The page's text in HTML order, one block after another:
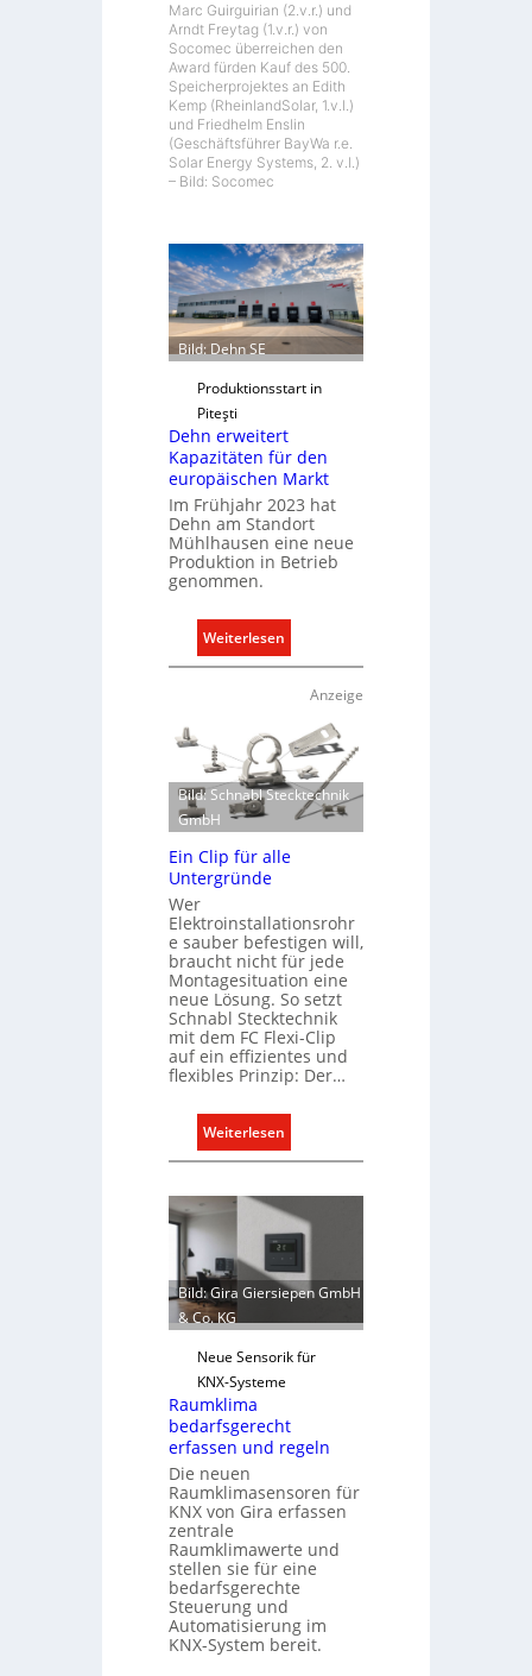
Marc Guirguirian (2.v.r.) und
Arndt Freytag (1.v.r.) von
Socomec überreichen den
Award fürden Kauf des 500.
Speicherprojektes an Edith
Kemp (RheinlandSolar, 1.v.l.)
und Friedhelm Enslin
(Geschäftsführer BayWa r.e.
Solar Energy Systems, 2. v.l.)
– Bild: Socomec
Bild: Dehn SE
Produktionsstart in
Piteşti
Dehn erweitert
Kapazitäten für den
europäischen Markt
Im Frühjahr 2023 hat
Dehn am Standort
Mühlhausen eine neue
Produktion in Betrieb
genommen.
Weiterlesen:
D
e
r
w
e
i
r
t
K
a
p
a
z
i
t
ä
e
n
f
ü
d
e
n
u
r
o
p
i
s
c
h
Anzeige
Bild: Schnabl Stecktechnik
GmbH
Ein Clip für alle
Untergründe
Wer
Elektroinstallationsrohr
e sauber befestigen will,
braucht nicht für jede
Montagesituation eine
neue Lösung. So setzt
Schnabl Stecktechnik
mit dem FC Flexi-Clip
auf ein effizientes und
flexibles Prinzip: Der…
Weiterlesen:
E
n
C
l
i
p
f
ü
r
l
l
U
t
e
r
g
r
Bild: Gira Giersiepen GmbH
& Co. KG
Neue Sensorik für
KNX-Systeme
Raumklima
bedarfsgerecht
erfassen und regeln
Die neuen
Raumklimasensoren für
KNX von Gira erfassen
zentrale
Raumklimawerte und
stellen sie für eine
bedarfsgerechte
Steuerung und
Automatisierung im
KNX-System bereit.